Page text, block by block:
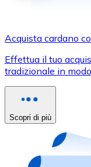
Usa le carte
Acquista con
Acquista gift
Acquista cardano
Effettua il tuo
tradizionale in
Scopri di più